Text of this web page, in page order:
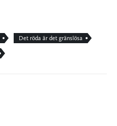
Det röda är det gränslösa